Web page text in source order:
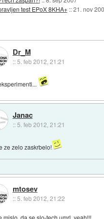
test EPoX 8KHA+ ::21. nov
Dr_M
::5. feb 2012, 21:21
Janac
:: 5. feb 2012, 21:21
ze zelo zaskrbelo!
mtosev
::5. feb 2012, 21:22